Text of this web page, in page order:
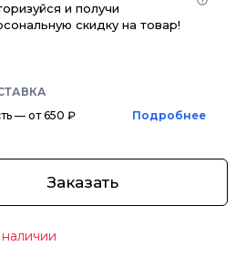
и получи
скидку на товар!
— от 650 ₽
Подробнее
Заказать